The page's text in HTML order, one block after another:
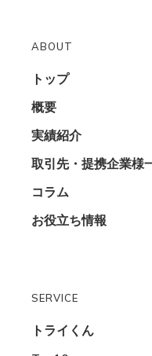
ABOUT
トップ
概要
実績紹介
取引先・提携企業様
コラム
お役立ち情報
SERVICE
トライくん